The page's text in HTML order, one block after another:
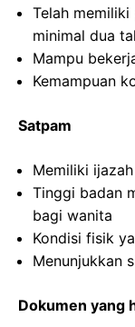
Telah memiliki
minimal dua
Mampu
Kemampuan
Satpam
Memiliki
Tinggi badan
bagi wanita
Kondisi fisik
Menunjukkan
Dokumen yang